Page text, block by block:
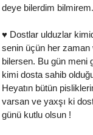
deye bilerdim
♥ Dostlar ulduzlar
senin üçün her zaman
bilersen. Bu gün meni
kimi dosta sahib
Heyatın bütün
varsan ve yaxşı ki
günü kutlu olsun !